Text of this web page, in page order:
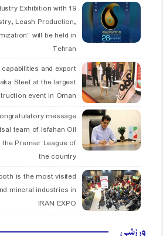
Exhibition with
Leash Production,
will be held in
Tehran
and export
Steel at the largest
event in Oman
message
team of Isfahan Oil
Premier League of
the country
is the most visited
mineral industries in
IRAN EXPO
ورزشی